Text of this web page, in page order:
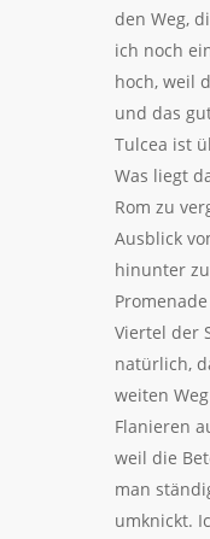
den Weg,
ich noch
hoch, weil
und das
Tulcea ist
Was liegt
Rom zu
Ausblick
hinunter
Viertel der
natürlich,
weiten
Flanieren
weil die
man
umknickt.